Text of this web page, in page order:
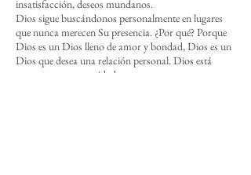
insatisfacción, deseos mundanos.
Dios sigue buscándonos personalmente en lugares
que nunca merecen Su presencia. ¿Por qué? Porque
Dios es un Dios lleno de amor y bondad, Dios es un
Dios que desea una relación personal. Dios está
presente en tu oscuridad porque te ama, porque